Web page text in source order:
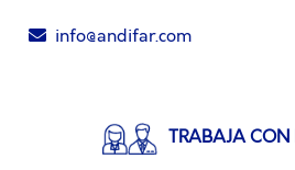
info@andifar.com
TRABAJA CON